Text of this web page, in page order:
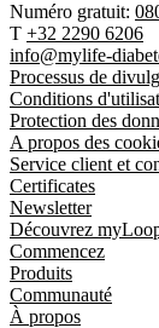
Numéro gratuit:
T +32 2290 6206
info@mylife-
Processus de
Conditions
Protection des
A propos des
Service client et
Certificates
Newsletter
Découvrez
Commencez
Produits
Communauté
À propos